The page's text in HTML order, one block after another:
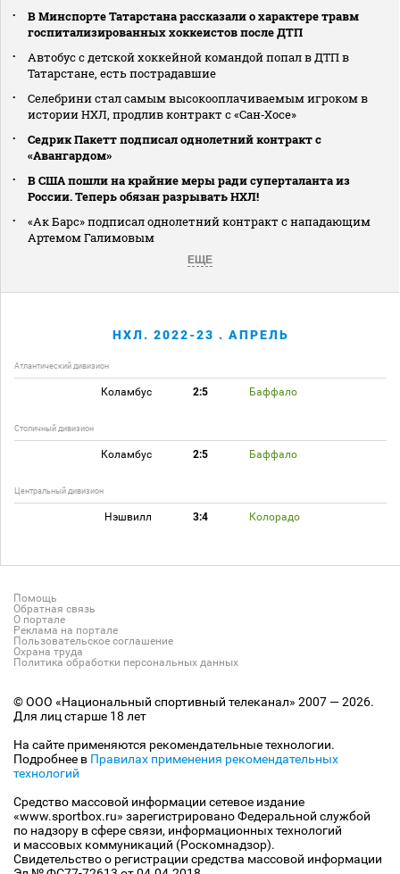
В Минспорте Татарстана рассказали о характере травм
госпитализированных хоккеистов после ДТП
Автобус с детской хоккейной командой попал в ДТП в
Татарстане, есть пострадавшие
Селебрини стал самым высокооплачиваемым игроком в
истории НХЛ, продлив контракт с «Сан‑Хосе»
Седрик Пакетт подписал однолетний контракт с
«Авангардом»
В США пошли на крайние меры ради суперталанта из
России. Теперь обязан разрывать НХЛ!
«Ак Барс» подписал однолетний контракт с нападающим
Артемом Галимовым
ЕЩЕ
НХЛ. 2022-23 . АПРЕЛЬ
Атлантический дивизион
Коламбус 2:5 Баффало
Столичный дивизион
Коламбус 2:5 Баффало
Центральный дивизион
Нэшвилл 3:4 Колорадо
Помощь
Обратная связь
О портале
Реклама на портале
Пользовательское соглашение
Охрана труда
Политика обработки персональных данных
© ООО «Национальный спортивный телеканал» 2007 — 2026.
Для лиц старше 18 лет
На сайте применяются рекомендательные технологии.
Подробнее в Правилах применения рекомендательных
технологий
Средство массовой информации сетевое издание
«www.sportbox.ru» зарегистрировано Федеральной службой
по надзору в сфере связи, информационных технологий
и массовых коммуникаций (Роскомнадзор).
Свидетельство о регистрации средства массовой информации